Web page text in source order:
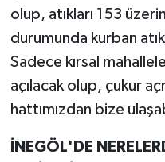
olup, atıkları 153
durumunda kurban
Sadece kırsal
açılacak olup, çukur
hattımızdan bize
İNEGÖL'DE